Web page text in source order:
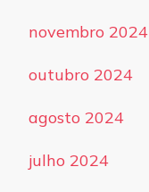
novembro 2024
outubro 2024
agosto 2024
julho 2024